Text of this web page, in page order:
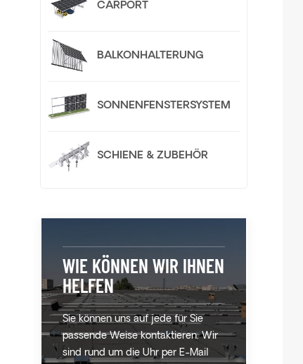
CARPORT
BALKONHALTERUNG
SONNENFENSTERSYSTEM
SCHIENE & ZUBEHÖR
WIE KÖNNEN WIR IHNEN
HELFEN
Sie können uns auf jede für Sie
passende Weise kontaktieren. Wir
sind rund um die Uhr per E-Mail